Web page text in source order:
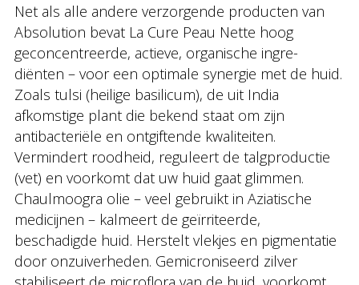
Net als alle andere verzorgende producten van
Absolution bevat La Cure Peau Nette hoog
geconcentreerde, actieve, organische ingre-
diënten – voor een optimale synergie met de huid.
Zoals tulsi (heilige basilicum), de uit India
afkomstige plant die bekend staat om zijn
antibacteriële en ontgiftende kwaliteiten.
Vermindert roodheid, reguleert de talgproductie
(vet) en voorkomt dat uw huid gaat glimmen.
Chaulmoogra olie – veel gebruikt in Aziatische
medicijnen – kalmeert de geïrriteerde,
beschadigde huid. Herstelt vlekjes en pigmentatie
door onzuiverheden. Gemicroniseerd zilver